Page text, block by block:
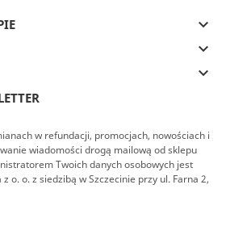
keyboard_arrow_down
keyboard_arrow_down
keyboard_arrow_down
w refundacji, promocjach, nowościach i
wiadomości drogą mailową od sklepu
Twoich danych osobowych jest
z o. o. z siedzibą w Szczecinie przy ul. Farna 2,